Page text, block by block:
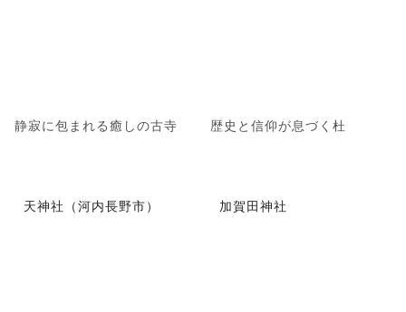
静寂に包まれる癒しの古寺 歴史と信仰が息づく杜
天神社（河内長野市） 加賀田神社